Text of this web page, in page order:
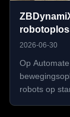
2026-06-30
Op
robots op